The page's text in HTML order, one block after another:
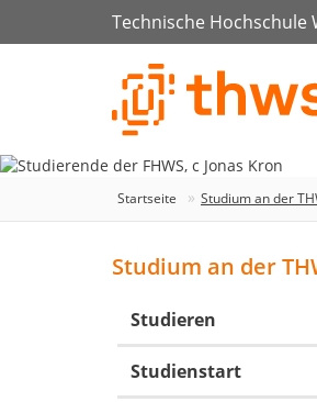
Technische
Startseite Studium an der
Studium an der
Studieren
Studienstart